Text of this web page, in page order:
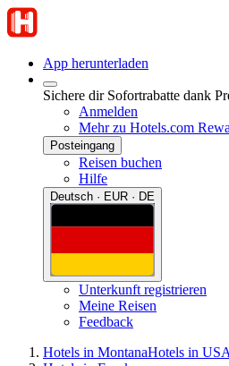
App herunterladen
Sichere dir Sofortrabatte dank
Anmelden
Mehr zu Hotels.com
Posteingang
Reisen buchen
Hilfe
Deutsch · EUR · DE
Unterkunft registrieren
Meine Reisen
Feedback
Hotels in MontanaHotels in USA